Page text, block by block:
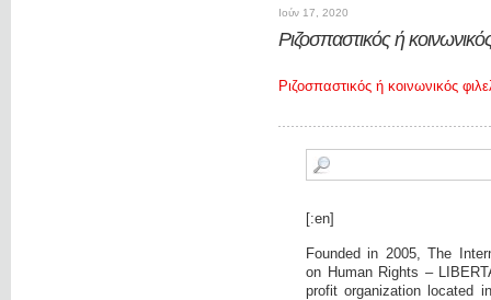
Ιούν 17, 2020
Ριζοσπαστικός ή
Ριζοσπαστικός ή κοινωνικός
[:en]
Founded in 2005, The
on Human Rights –
profit organization located